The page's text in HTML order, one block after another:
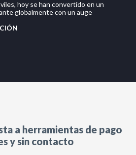
hoy se han convertido en un
globalmente con un auge
a herramientas de pago
y sin contacto